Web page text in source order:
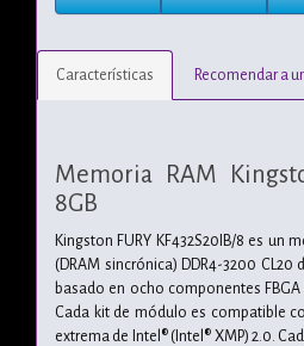
Características Recomendar a
Memoria RAM
8GB
Kingston FURY KF432S20IB/8 es un
(DRAM sincrónica) DDR4-3200 CL20
basado en ocho componentes
Cada kit de módulo es compatible
extrema de Intel® (Intel® XMP) 2.0.